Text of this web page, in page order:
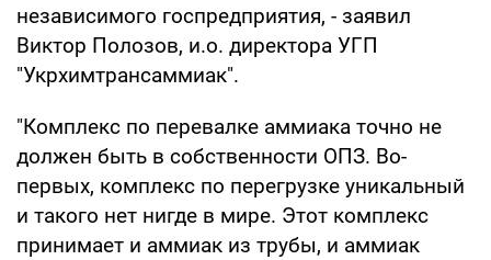
независимого госпредприятия, - заявил
Виктор Полозов, и.о. директора УГП
"Укрхимтрансаммиак".
"Комплекс по перевалке аммиака точно не
должен быть в собственности ОПЗ. Во-
первых, комплекс по перегрузке уникальный
и такого нет нигде в мире. Этот комплекс
принимает и аммиак из трубы, и аммиак